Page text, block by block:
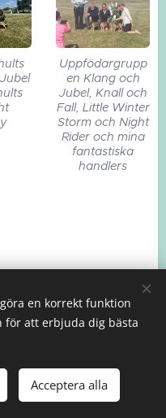
Uppfödargrupp
en Klang och
Jubel, Knall och
Fall, Little Winter
Storm och Night
Rider och mina
fantastiska
handlers
0705-25 83 31 |
t Cookies
en korrekt funktion
för att erbjuda dig bästa
Acceptera alla